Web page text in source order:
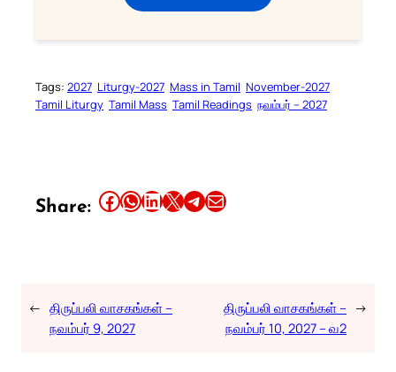
Tags: 2027 Liturgy-2027 Mass in Tamil November-2027
Tamil Liturgy Tamil Mass Tamil Readings நவம்பர் – 2027
Share: Share this article on Facebook Share this article on WhatsApp Share this article on LinkedIn Share this article on X Share this article on TelegramEmail this Article
← திருப்பலி வாசகங்கள் –
நவம்பர் 9, 2027
திருப்பலி வாசகங்கள் –
நவம்பர் 10, 2027 – வ2
→